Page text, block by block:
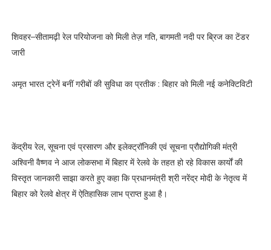
शिवहर–सीतामढ़ी रेल परियोजना को मिली तेज़ गति, बागमती नदी पर ब्रिज का टेंडर
जारी
अमृत भारत ट्रेनें बनीं गरीबों की सुविधा का प्रतीक : बिहार को मिली नई कनेक्टिविटी
केंद्रीय रेल, सूचना एवं प्रसारण और इलेक्ट्रॉनिकी एवं सूचना प्रौद्योगिकी मंत्री
अश्विनी वैष्णव ने आज लोकसभा में बिहार में रेलवे के तहत हो रहे विकास कार्यों की
विस्तृत जानकारी साझा करते हुए कहा कि प्रधानमंत्री श्री नरेंद्र मोदी के नेतृत्व में
बिहार को रेलवे क्षेत्र में ऐतिहासिक लाभ प्राप्त हुआ है।